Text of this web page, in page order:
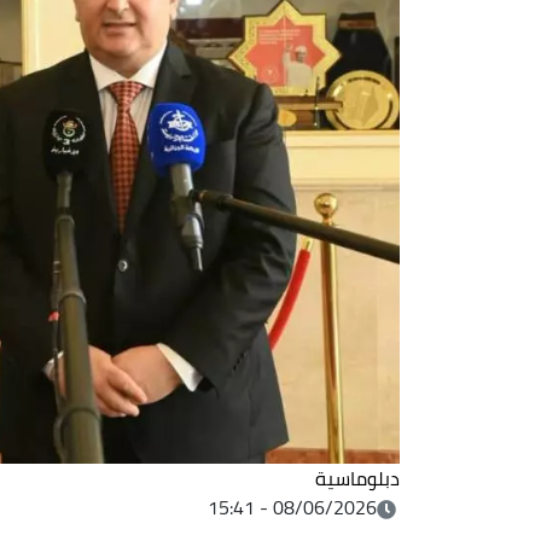
دبلوماسية
08/06/2026 - 15:41